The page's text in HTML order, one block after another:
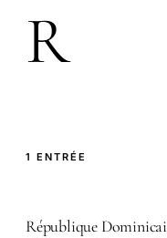
R
1 ENTRÉE
République